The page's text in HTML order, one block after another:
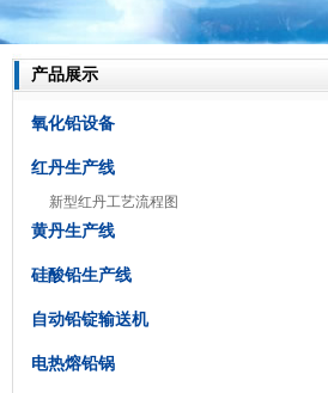
产品展示
氧化铅设备
红丹生产线
新型红丹工艺流程图
黄丹生产线
硅酸铅生产线
自动铅锭输送机
电热熔铅锅